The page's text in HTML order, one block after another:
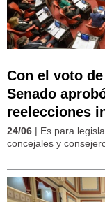
Con el voto
Senado
reelecciones
24/06 | Es para
concejales y